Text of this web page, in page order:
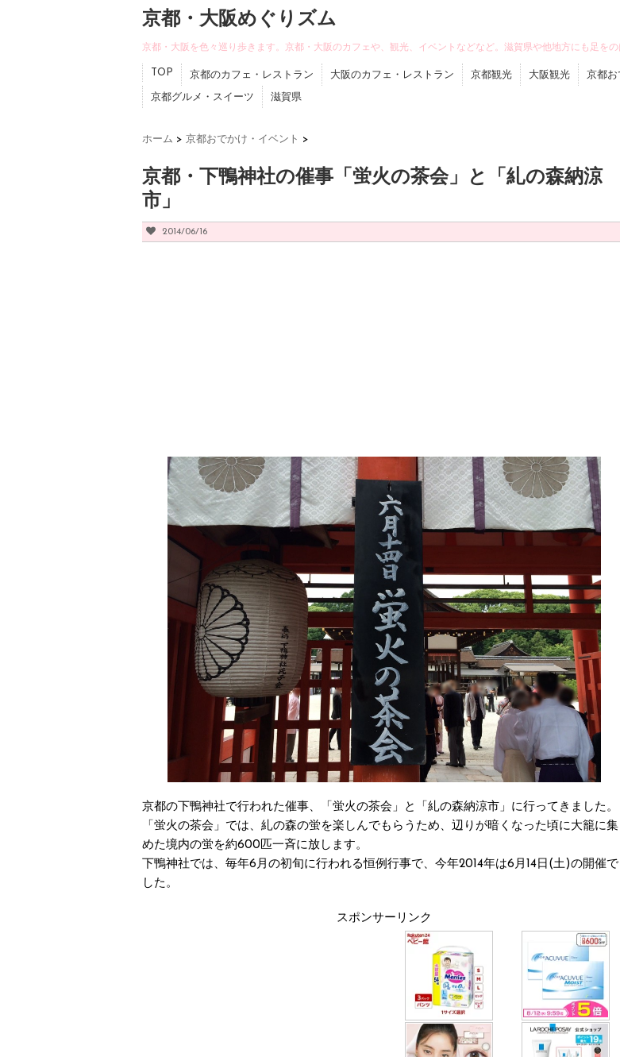
京都・大阪めぐりズム
京都・大阪を色々巡り歩きます。京都・大阪のカフェや、観光、イベントなどなど。滋賀県や他地方にも足をの
TOP 京都のカフェ・レストラン 大阪のカフェ・レストラン 京都観光 大阪観光 京都お
京都グルメ・スイーツ 滋賀県
ホーム > 京都おでかけ・イベント >
京都・下鴨神社の催事「蛍火の茶会」と「糺の森納涼
市」
2014/06/16
京都の下鴨神社で行われた催事、「蛍火の茶会」と「糺の森納涼市」に行ってきました。
「蛍火の茶会」では、糺の森の蛍を楽しんでもらうため、辺りが暗くなった頃に大籠に集
めた境内の蛍を約600匹一斉に放します。
下鴨神社では、毎年6月の初旬に行われる恒例行事で、今年2014年は6月14日(土)の開催で
した。
スポンサーリンク